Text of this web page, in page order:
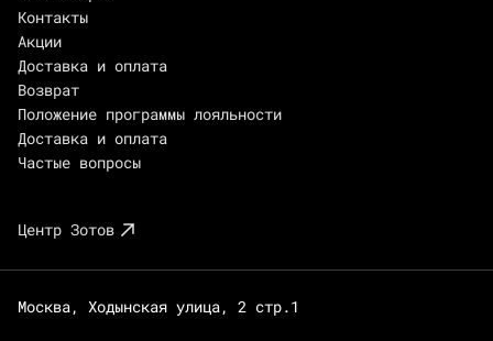
Контакты
Акции
Доставка и оплата
Возврат
Положение программы лояльности
Доставка и оплата
Частые вопросы
Центр Зотов
Москва, Ходынская улица, 2 стр.1